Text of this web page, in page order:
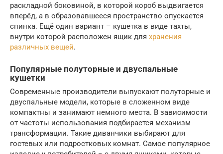
раскладной боковиной, в которой короб выдвигается
вперёд, а в образовавшееся пространство опускается
спинка. Ещё один вариант – кушетка в виде тахты,
внутри которой расположен ящик для хранения
различных вещей.
Популярные полуторные и двуспальные
кушетки
Современные производители выпускают полуторные и
двуспальные модели, которые в сложенном виде
компактны и занимают немного места. В зависимости
от частоты использования подбирается механизм
трансформации. Такие диванчики выбирают для
гостевых или подростковых комнат. Самое популярное